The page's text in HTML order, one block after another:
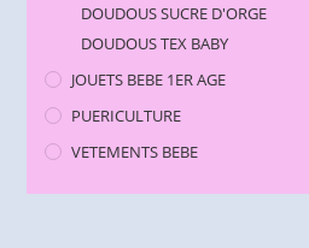
DOUDOUS SUCRE D'ORGE
DOUDOUS TEX BABY
JOUETS BEBE 1ER AGE
PUERICULTURE
VETEMENTS BEBE